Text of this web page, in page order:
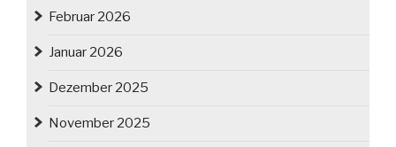
Februar 2026
Januar 2026
Dezember 2025
November 2025